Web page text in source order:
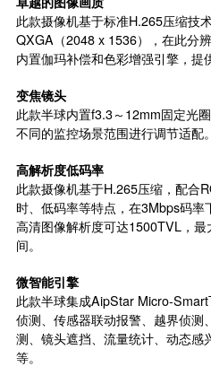
此款摄像机基于标准H.265压缩技
QXGA（2048 x 1536），在此分
内置伽玛补偿和色彩增强引擎，提
变焦镜头
此款半球内置f3.3～12mm固定光
不同的监控场景范围进行调节适配。
高解析度低码率
此款摄像机基于H.265压缩，配合
时、低码率等特点，在3Mbps码率
高清图像解析度可达1500TVL，
间。
微智能引擎
此款半球集成AipStar Micro-Smart
侦测、 传感器联动报警、越界侦测
测、镜头遮挡、流量统计、动态感
等。